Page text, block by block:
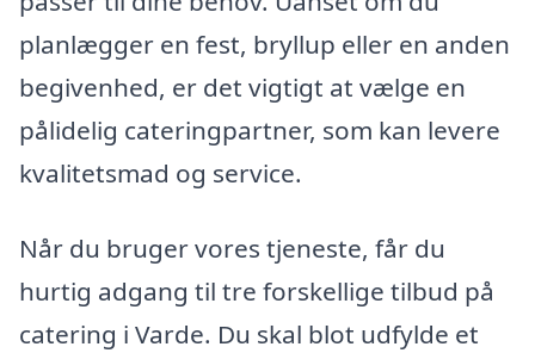
planlægger en fest, bryllup eller en anden
begivenhed, er det vigtigt at vælge en
pålidelig cateringpartner, som kan levere
kvalitetsmad og service.
Når du bruger vores tjeneste, får du
hurtig adgang til tre forskellige tilbud på
catering i Varde. Du skal blot udfylde et